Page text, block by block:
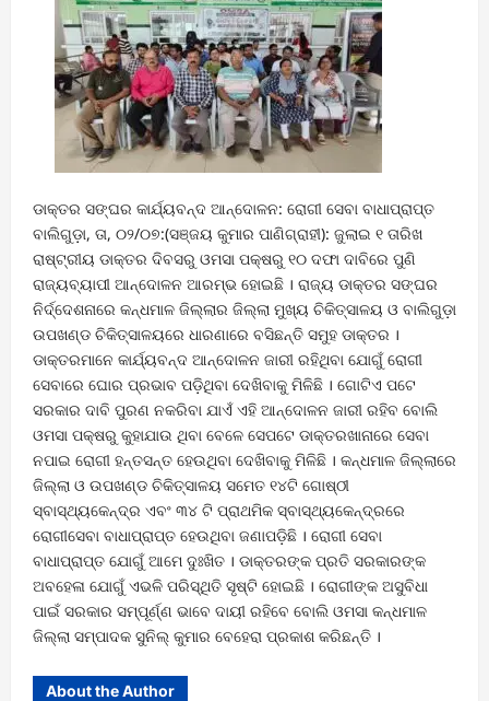
ଡାକ୍ତର ସଙ୍ଘର କାର୍ଯ୍ୟବନ୍ଦ ଆନ୍ଦୋଳନ: ରୋଗୀ ସେବା ବାଧାପ୍ରାପ୍ତ
ବାଲିଗୁଡ଼ା, ତା, ୦୨/୦୭:(ସଞ୍ଜୟ କୁମାର ପାଣିଗ୍ରାହୀ): ଜୁଲାଇ ୧ ତାରିଖ
ରାଷ୍ଟ୍ରୀୟ ଡାକ୍ତର ଦିବସରୁ ଓମସା ପକ୍ଷରୁ ୧୦ ଦଫା ଦାବିରେ ପୁଣି
ରାଜ୍ୟବ୍ୟାପୀ ଆନ୍ଦୋଳନ ଆରମ୍ଭ ହୋଇଛି । ରାଜ୍ୟ ଡାକ୍ତର ସଙ୍ଘର
ନିର୍ଦ୍ଦେଶନାରେ କନ୍ଧମାଳ ଜିଲ୍ଲାର ଜିଲ୍ଲା ମୁଖ୍ୟ ଚିକିତ୍ସାଳୟ ଓ ବାଲିଗୁଡ଼ା
ଉପଖଣ୍ଡ ଚିକିତ୍ସାଳୟରେ ଧାରଣାରେ ବସିଛନ୍ତି ସମୁହ ଡାକ୍ତର ।
ଡାକ୍ତରମାନେ କାର୍ଯ୍ୟବନ୍ଦ ଆନ୍ଦୋଳନ ଜାରୀ ରହିଥିବା ଯୋଗୁଁ ରୋଗୀ
ସେବାରେ ଘୋର ପ୍ରଭାବ ପଡ଼ିଥିବା ଦେଖିବାକୁ ମିଳିଛି । ଗୋଟିଏ ପଟେ
ସରକାର ଦାବି ପୁରଣ ନକରିବା ଯାଏଁ ଏହି ଆନ୍ଦୋଳନ ଜାରୀ ରହିବ ବୋଲି
ଓମସା ପକ୍ଷରୁ କୁହାଯାଉ ଥିବା ବେଳେ ସେପଟେ ଡାକ୍ତରଖାନାରେ ସେବା
ନପାଇ ରୋଗୀ ହନ୍ତସନ୍ତ ହେଉଥିବା ଦେଖିବାକୁ ମିଳିଛି । କନ୍ଧମାଳ ଜିଲ୍ଲାରେ
ଜିଲ୍ଲା ଓ ଉପଖଣ୍ଡ ଚିକିତ୍ସାଳୟ ସମେତ ୧୪ଟି ଗୋଷ୍ଠୀ
ସ୍ବାସ୍ଥ୍ୟକେନ୍ଦ୍ର ଏବଂ ୩୪ ଟି ପ୍ରାଥମିକ ସ୍ବାସ୍ଥ୍ୟକେନ୍ଦ୍ରରେ
ରୋଗୀସେବା ବାଧାପ୍ରାପ୍ତ ହେଉଥିବା ଜଣାପଡ଼ିଛି । ରୋଗୀ ସେବା
ବାଧାପ୍ରାପ୍ତ ଯୋଗୁଁ ଆମେ ଦୁଃଖିତ । ଡାକ୍ତରଙ୍କ ପ୍ରତି ସରକାରଙ୍କ
ଅବହେଳା ଯୋଗୁଁ ଏଭଳି ପରିସ୍ଥିତି ସୃଷ୍ଟି ହୋଇଛି । ରୋଗୀଙ୍କ ଅସୁବିଧା
ପାଇଁ ସରକାର ସମ୍ପୂର୍ଣ୍ଣ ଭାବେ ଦାୟୀ ରହିବେ ବୋଲି ଓମସା କନ୍ଧମାଳ
ଜିଲ୍ଲା ସମ୍ପାଦକ ସୁନିଲ୍ କୁମାର ବେହେରା ପ୍ରକାଶ କରିଛନ୍ତି ।
About the Author